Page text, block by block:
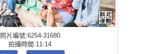
照片編號:6254-31680
拍攝時間:11:14